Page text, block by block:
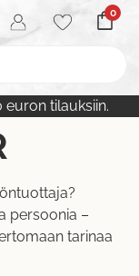
0
tilauksiin.
persoonia –
tarinaa